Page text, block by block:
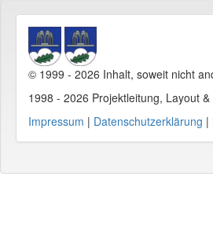
© 1999 - 2026 Inhalt, soweit nicht
1998 - 2026 Projektleitung, Layout &
Impressum | Datenschutzerklärung |